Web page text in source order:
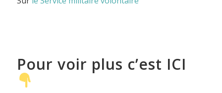
Pour voir plus c’est ICI